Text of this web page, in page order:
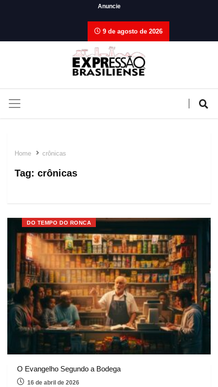
Anuncie
9 de agosto de 2026
Home crônicas
Tag: crônicas
DO TEMPO DO RONCA
O Evangelho Segundo a Bodega
16 de abril de 2026